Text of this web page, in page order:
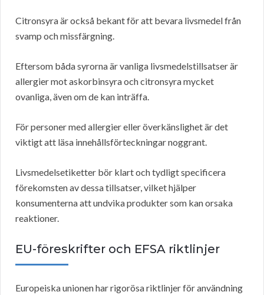
Citronsyra är också bekant för att bevara livsmedel från
svamp och missfärgning.
Eftersom båda syrorna är vanliga livsmedelstillsatser är
allergier mot askorbinsyra och citronsyra mycket
ovanliga, även om de kan inträffa.
För personer med allergier eller överkänslighet är det
viktigt att läsa innehållsförteckningar noggrant.
Livsmedelsetiketter bör klart och tydligt specificera
förekomsten av dessa tillsatser, vilket hjälper
konsumenterna att undvika produkter som kan orsaka
reaktioner.
EU-föreskrifter och EFSA riktlinjer
Europeiska unionen har rigorösa riktlinjer för användning